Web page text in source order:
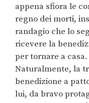
appena sfiora le
regno dei morti,
randagio che lo
ricevere la
per tornare a casa.
Naturalmente, la
benedizione a
lui, da bravo